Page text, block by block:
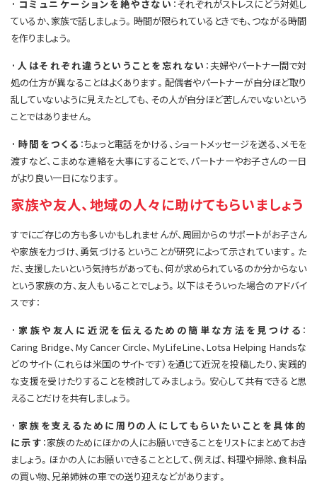
·コミュニケーションを絶やさない ：それぞれがストレスにどう対処し
ているか、家族で話しましょう。時間が限られているときでも、つながる時間
を作りましょう。
·人はそれぞれ違うということを忘れない ：夫婦やパートナー間で対
処の仕方が異なることはよくあります。配偶者やパートナーが自分ほど取り
乱していないように見えたとしても、その人が自分ほど苦しんでいないという
ことではありません。
·時間をつくる ：ちょっと電話をかける、ショートメッセージを送る、メモを
渡すなど、こまめな連絡を大事にすることで、パートナーやお子さんの一日
がより良い一日になります。
家族や友人、地域の人々に助けてもらいましょう
すでにご存じの方も多いかもしれませんが、周囲からのサポートがお子さん
や家族を力づけ、勇気づけるということが研究によって示されています。た
だ、支援したいという気持ちがあっても、何が求められているのか分からない
という家族の方、友人もいることでしょう。以下はそういった場合のアドバイ
スです：
·家族や友人に近況を伝えるための簡単な方法を見つける ：
Caring Bridge、My Cancer Circle、MyLifeLine、Lotsa Helping Handsな
どのサイト（これらは米国のサイトです）を通じて近況を投稿したり、実践的
な支援を受けたりすることを検討してみましょう。安心して共有できると思
えることだけを共有しましょう。
·家族を支えるために周りの人にしてもらいたいことを具体的
に示す ：家族のためにほかの人にお願いできることをリストにまとめておき
ましょう。ほかの人にお願いできることとして、例えば、料理や掃除、食料品
の買い物、兄弟姉妹の車での送り迎えなどがあります。